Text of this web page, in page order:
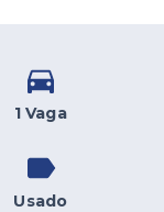
1 Vaga
Usado